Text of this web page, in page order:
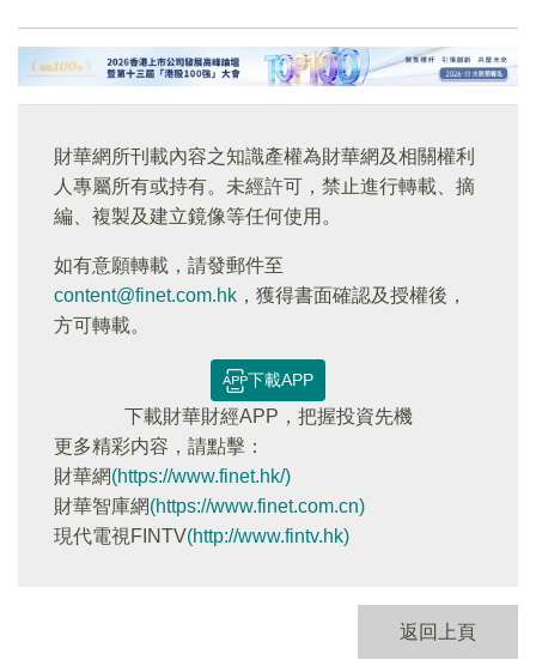
財華網所刊載內容之知識產權為財華網及相關權利
人專屬所有或持有。未經許可，禁止進行轉載、摘
編、複製及建立鏡像等任何使用。
如有意願轉載，請發郵件至
content@finet.com.hk ，獲得書面確認及授權後，
方可轉載。
下載APP
下載財華財經APP，把握投資先機
更多精彩内容，請點擊：
財華網(https://www.finet.hk/)
財華智庫網(https://www.finet.com.cn)
現代電視FINTV(http://www.fintv.hk)
返回上頁